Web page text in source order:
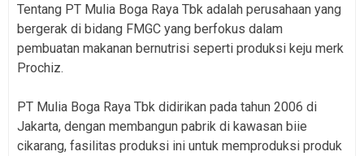
Tentang PT Mulia Boga Raya Tbk adalah perusahaan yang
bergerak di bidang FMGC yang berfokus dalam
pembuatan makanan bernutrisi seperti produksi keju merk
Prochiz.
PT Mulia Boga Raya Tbk didirikan pada tahun 2006 di
Jakarta, dengan membangun pabrik di kawasan biie
cikarang, fasilitas produksi ini untuk memproduksi produk